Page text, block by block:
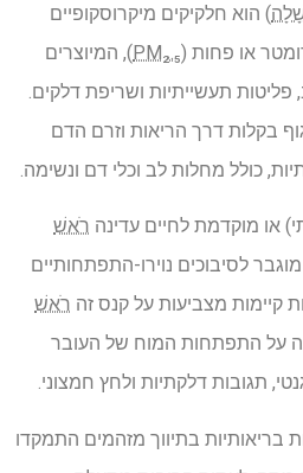
) הוא חלקיקים מיקרוסקופיים
PM₂.₅), המיוצרים
תעשייתיות ושריפת דלקים.
בקלות דרך הריאות וזרם הדם
כולל מחלות לב וכלי דם ונשימה.
או מוקדמת לחיים עדינה רֹאשׁ
לסיבוכים נוירו-התפתחותיים
קיימות מצביעות על קנס זה רֹאשׁ
על התפתחות המוח של העובר
תגובות דלקתיות ולחץ חמצוני.
בריאותיות בתיווך מזהמים התמקדו